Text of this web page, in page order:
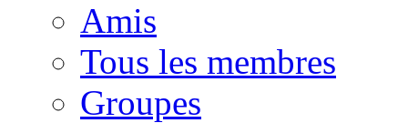
Amis
Tous les membres
Groupes